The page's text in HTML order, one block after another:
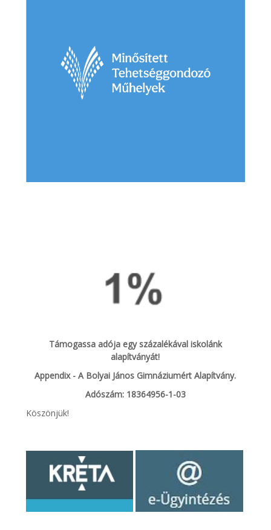
Támogassa adója egy százalékával iskolánk
alapítványát!
Appendix - A Bolyai János Gimnáziumért Alapítvány.
Adószám: 18364956-1-03
Köszönjük!